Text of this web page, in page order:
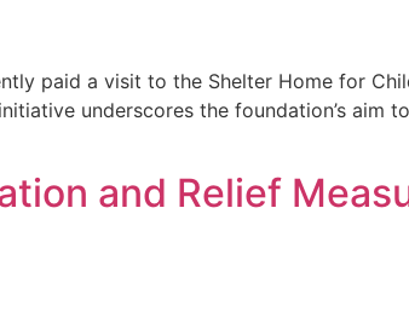
paid a visit to the Shelter Home for
underscores the foundation’s aim
and Relief